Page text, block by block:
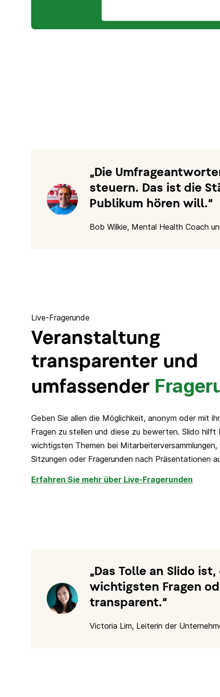
Die
steuern. Das ist die
Publikum hören will.
Bob Wilkie, Mental Health Coach
Live-Fragerunde
Veranstaltung
transparenter und
umfassender
Geben Sie allen die Möglichkeit, anonym oder mit
Fragen zu stellen und diese zu bewerten. Slido hilft
wichtigsten Themen bei Mitarbeiterversammlungen,
Sitzungen oder Fragerunden nach Präsentationen
Erfahren Sie mehr über Live-Fragerunden
Das Tolle an Slido
wichtigsten Fragen
transparent.
Victoria Lim, Leiterin der